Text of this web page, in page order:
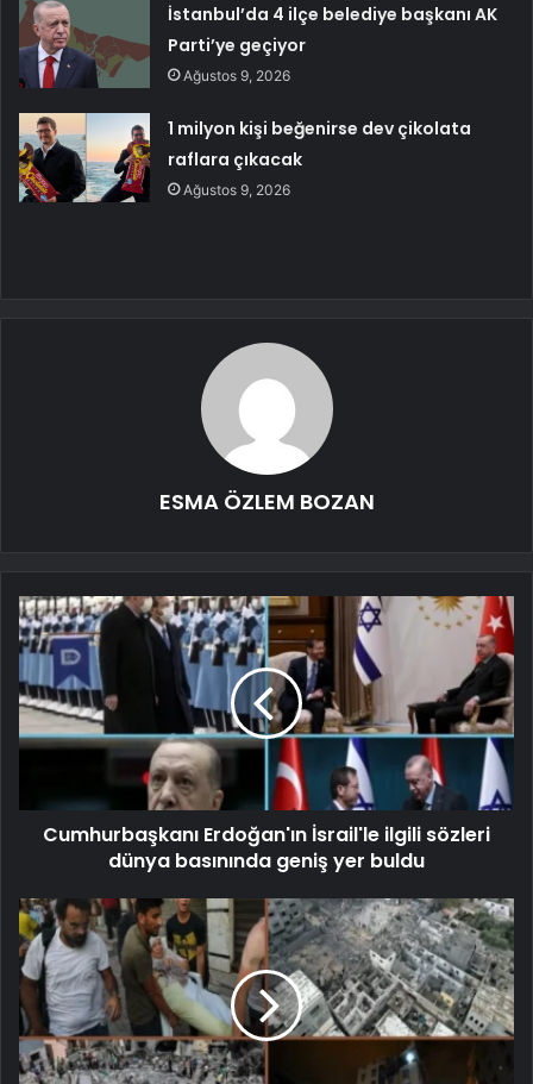
İstanbul’da 4 ilçe belediye başkanı AK
Parti’ye geçiyor
Ağustos 9, 2026
1 milyon kişi beğenirse dev çikolata
raflara çıkacak
Ağustos 9, 2026
ESMA ÖZLEM BOZAN
Cumhurbaşkanı Erdoğan'ın İsrail'le ilgili sözleri
dünya basınında geniş yer buldu